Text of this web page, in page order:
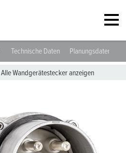
Technische Daten Planungsdaten &
Alle Wandgerätestecker anzeigen